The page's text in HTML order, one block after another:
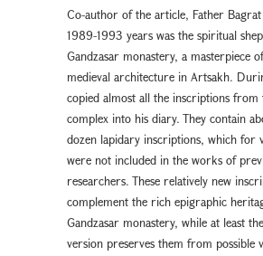
Co-author of the article, Father Bagrat
1989-1993 years was the spiritual
Gandzasar monastery, a masterpiece
medieval architecture in Artsakh.
copied almost all the inscriptions from
complex into his diary. They contain
dozen lapidary inscriptions, which for
were not included in the works of
researchers. These relatively new
complement the rich epigraphic
Gandzasar monastery, while at least
version preserves them from possible